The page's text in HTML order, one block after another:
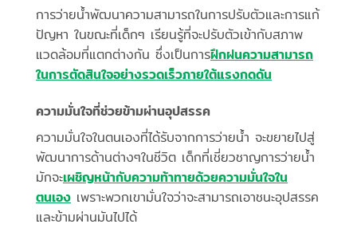
การว่ายน้ำพัฒนาความสามารถในการปรับตัวและการแก้
ปัญหา ในขณะที่เด็กๆ เรียนรู้ที่จะปรับตัวเข้ากับสภาพ
แวดล้อมที่แตกต่างกัน ซึ่งเป็นการฝึกฝนความสามารถ
ในการตัดสินใจอย่างรวดเร็วภายใต้แรงกดดัน
ความมั่นใจที่ช่วยข้ามผ่านอุปสรรค
ความมั่นใจในตนเองที่ได้รับจากการว่ายน้ำ จะขยายไปสู่
พัฒนาการด้านต่างๆในชีวิต เด็กที่เชี่ยวชาญการว่ายน้ำ
มักจะเผชิญหน้ากับความท้าทายด้วยความมั่นใจใน
ตนเอง เพราะพวกเขามั่นใจว่าจะสามารถเอาชนะอุปสรรค
และข้ามผ่านมันไปได้